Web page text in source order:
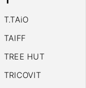
T.TAiO
TAIFF
TREE HUT
TRICOVIT